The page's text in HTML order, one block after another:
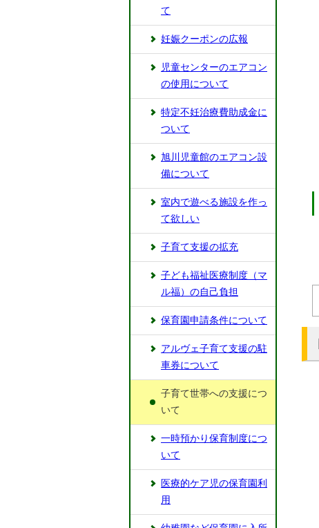
て
妊娠クーポンの広報
児童センターのエアコン
の使用について
特定不妊治療費助成金に
ついて
旭川児童館のエアコン設
備について
室内で遊べる施設を作っ
て欲しい
子育て支援の拡充
⼦ども福祉医療制度（マ
ル福）の⾃⼰負担
保育園申請条件について
アルヴェ⼦育て⽀援の駐
⾞券について
⼦育て世帯への⽀援につ
いて
一時預かり保育制度につ
いて
医療的ケア児の保育園利
用